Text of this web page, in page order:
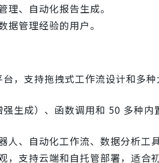
理、自动化报告生成。
据管理经验的用户。
，支持拖拽式工作流设计和多
强生成）、函数调用和 50 多种
人、自动化工作流、数据分析工
，支持云端和自托管部署，适合